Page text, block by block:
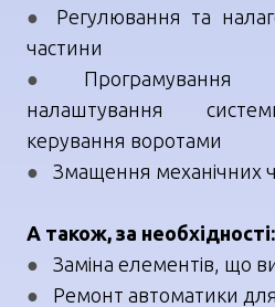
● Регулювання та
частини
●
налаштування
керування воротами
● Змащення механічних
А також, за необхідності:
● Заміна елементів, що
● Ремонт автоматики для